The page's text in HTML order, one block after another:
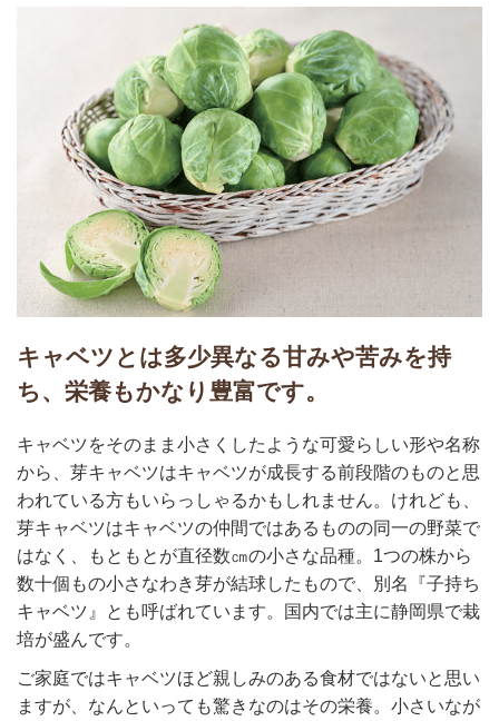
キャベツとは多少異なる甘みや苦みを持
ち、栄養もかなり豊富です。
キャベツをそのまま小さくしたような可愛らしい形や名称
から、芽キャベツはキャベツが成長する前段階のものと思
われている方もいらっしゃるかもしれません。けれども、
芽キャベツはキャベツの仲間ではあるものの同一の野菜で
はなく、もともとが直径数㎝の小さな品種。1つの株から
数十個もの小さなわき芽が結球したもので、別名『子持ち
キャベツ』とも呼ばれています。国内では主に静岡県で栽
培が盛んです。
ご家庭ではキャベツほど親しみのある食材ではないと思い
ますが、なんといっても驚きなのはその栄養。小さいなが